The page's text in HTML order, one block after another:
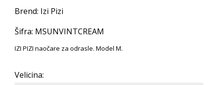
Brend: Izi Pizi
Šifra: MSUNVINTCREAM
IZI PIZI naočare za odrasle. Model M.
Velicina: